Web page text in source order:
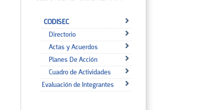
CODISEC
Directorio
Actas y Acuerdos
Planes De Acción
Cuadro de Actividades
Evaluación de Integrantes